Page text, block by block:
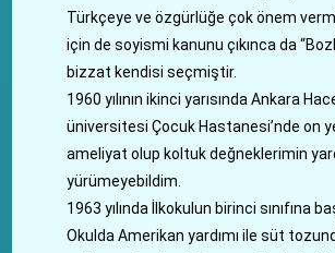
Türkçeye ve özgürlüğe çok önem
için de soyismi kanunu çıkınca da
bizzat kendisi seçmiştir.
1960 yılının ikinci yarısında Ankara
üniversitesi Çocuk Hastanesi’nde on
ameliyat olup koltuk değneklerimin
yürümeyebildim.
1963 yılında İlkokulun birinci sınıfına
Okulda Amerikan yardımı ile süt